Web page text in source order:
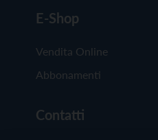
E-Shop
Vendita Online
Abbonamenti
Contatti